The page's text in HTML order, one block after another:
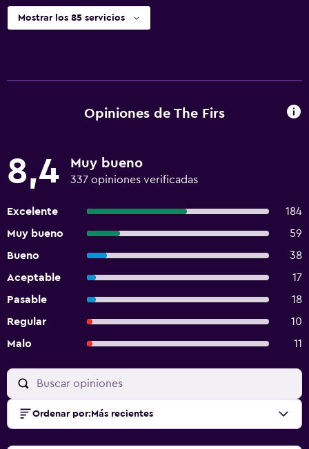
Mostrar los 85 servicios
Opiniones de The Firs
8,4 Muy bueno
337 opiniones verificadas
Excelente
184
Muy bueno
59
Bueno
38
Aceptable
17
Pasable
18
Regular
10
Malo
11
Ordenar por: Más recientes